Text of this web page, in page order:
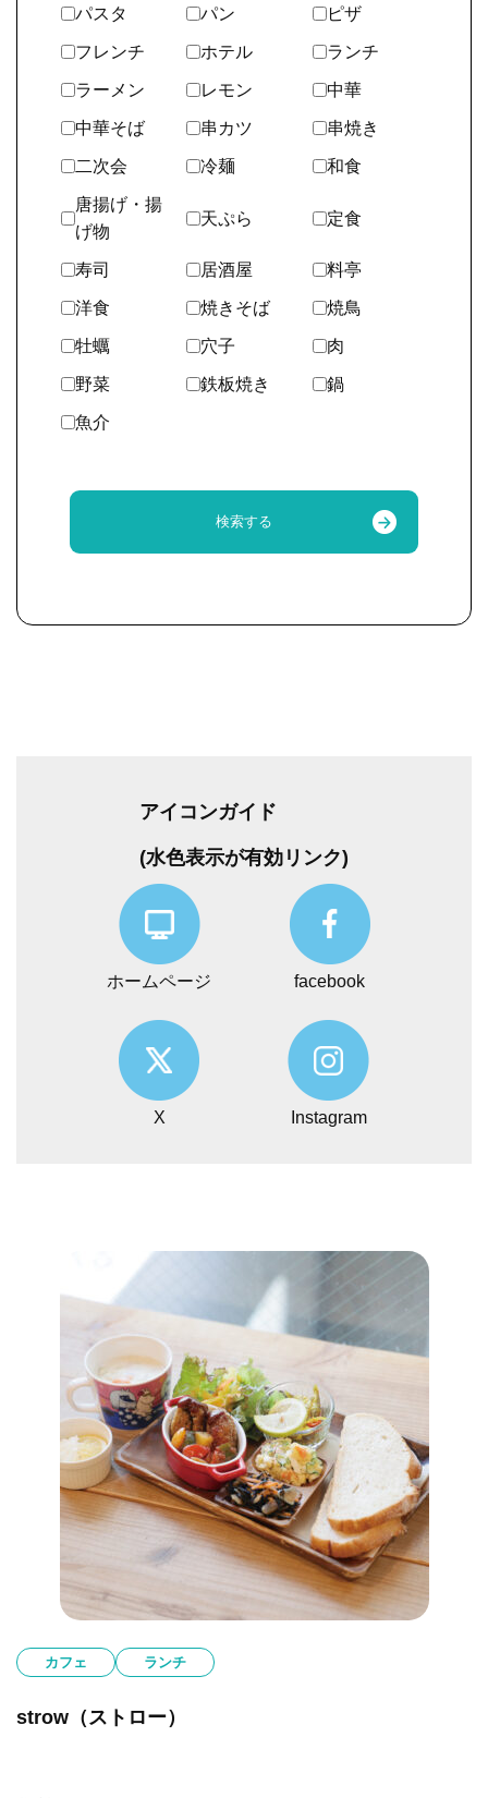
パスタ パン ピザ
フレンチ ホテル ランチ
ラーメン レモン 中華
中華そば 串カツ 串焼き
二次会 冷麺 和食
唐揚げ・揚
げ物
天ぷら 定食
寿司 居酒屋 料亭
洋食 焼きそば 焼鳥
牡蠣 穴子 肉
野菜 鉄板焼き 鍋
魚介
検索する
アイコンガイド
(水色表示が有効リンク)
ホームページ facebook
X Instagram
カフェ ランチ
strow（ストロー）